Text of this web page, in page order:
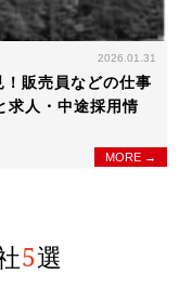
2026.01.31
販売員などの仕事
求人・中途採用情
MORE →
5選